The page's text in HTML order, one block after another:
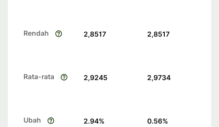
Rendah 2,8517 2,8517
Rata-rata 2,9245 2,9734
Ubah 2.94% 0.56%